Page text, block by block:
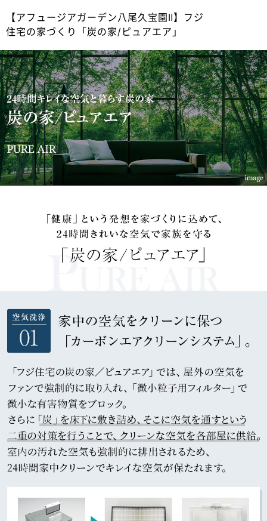
【アフュージアガーデン八尾久宝園Ⅱ】フジ
住宅の家づくり「炭の家/ピュアエア」